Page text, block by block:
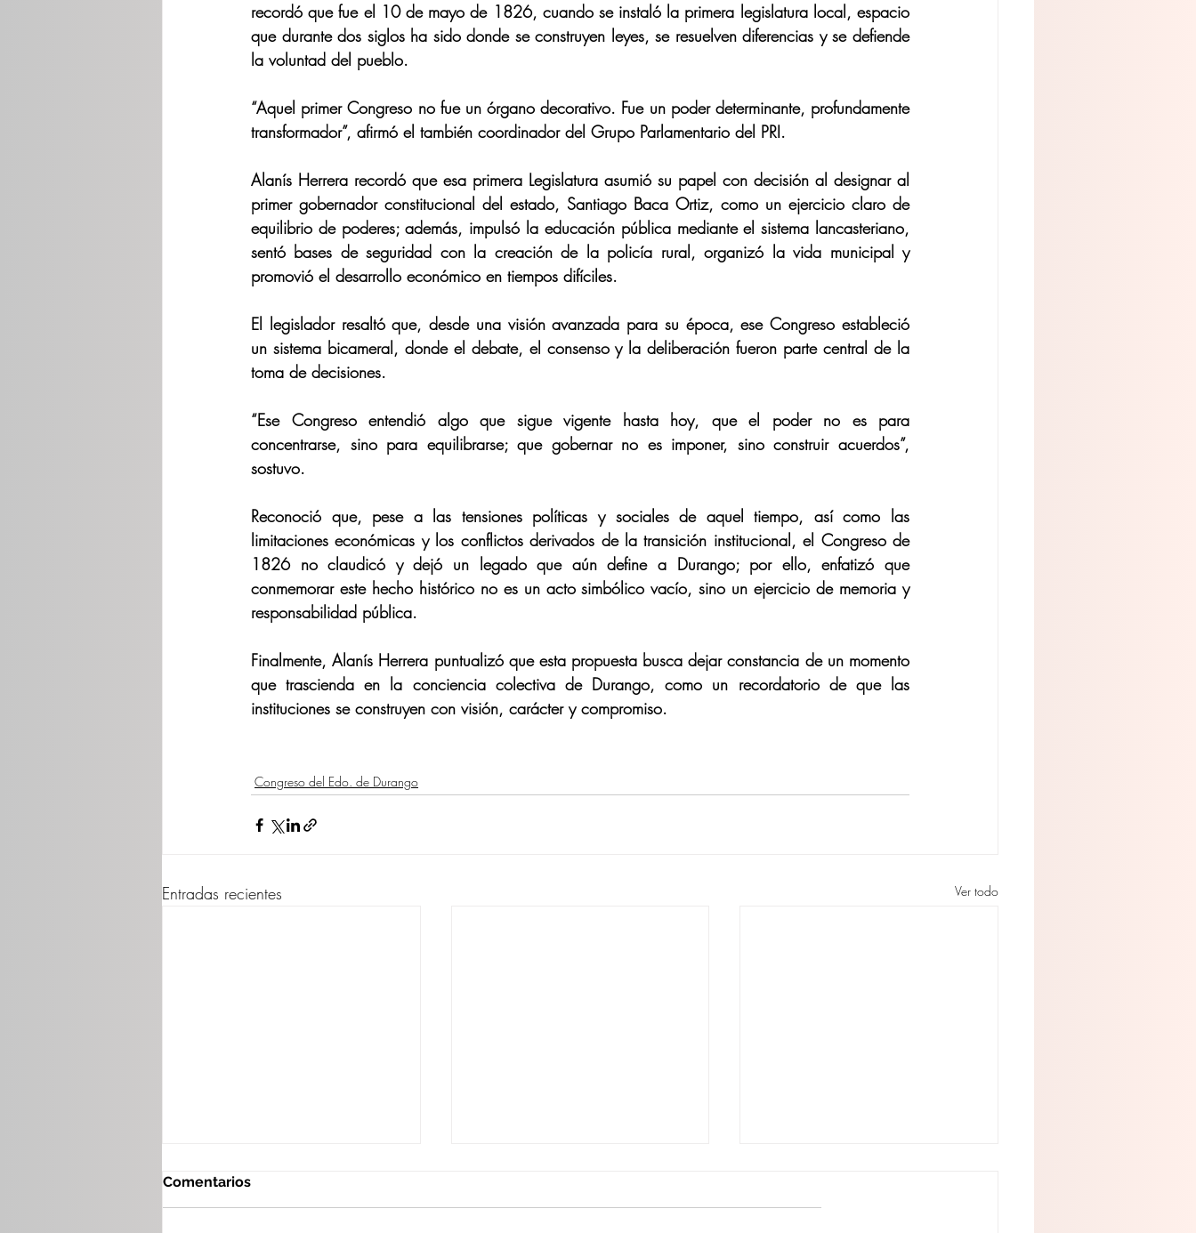
recordó que fue el 10 de mayo de 1826, cuando se instaló la primera legislatura local, espacio
que durante dos siglos ha sido donde se construyen leyes, se resuelven diferencias y se defiende
la voluntad del pueblo.
“Aquel primer Congreso no fue un órgano decorativo. Fue un poder determinante, profundamente
transformador”, afirmó el también coordinador del Grupo Parlamentario del PRI.
Alanís Herrera recordó que esa primera Legislatura asumió su papel con decisión al designar al
primer gobernador constitucional del estado, Santiago Baca Ortiz, como un ejercicio claro de
equilibrio de poderes; además, impulsó la educación pública mediante el sistema lancasteriano,
sentó bases de seguridad con la creación de la policía rural, organizó la vida municipal y
promovió el desarrollo económico en tiempos difíciles.
El legislador resaltó que, desde una visión avanzada para su época, ese Congreso estableció
un sistema bicameral, donde el debate, el consenso y la deliberación fueron parte central de la
toma de decisiones.
“Ese Congreso entendió algo que sigue vigente hasta hoy, que el poder no es para
concentrarse, sino para equilibrarse; que gobernar no es imponer, sino construir acuerdos”,
sostuvo.
Reconoció que, pese a las tensiones políticas y sociales de aquel tiempo, así como las
limitaciones económicas y los conflictos derivados de la transición institucional, el Congreso de
1826 no claudicó y dejó un legado que aún define a Durango; por ello, enfatizó que
conmemorar este hecho histórico no es un acto simbólico vacío, sino un ejercicio de memoria y
responsabilidad pública.
Finalmente, Alanís Herrera puntualizó que esta propuesta busca dejar constancia de un momento
que trascienda en la conciencia colectiva de Durango, como un recordatorio de que las
instituciones se construyen con visión, carácter y compromiso.
Congreso del Edo. de Durango
Entradas recientes Ver todo
Comentarios